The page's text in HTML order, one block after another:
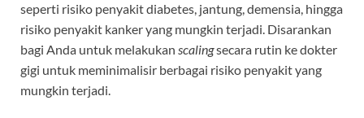
seperti risiko penyakit diabetes, jantung, demensia, hingga
risiko penyakit kanker yang mungkin terjadi. Disarankan
bagi Anda untuk melakukan scalingsecara rutin ke dokter
gigi untuk meminimalisir berbagai risiko penyakit yang
mungkin terjadi.